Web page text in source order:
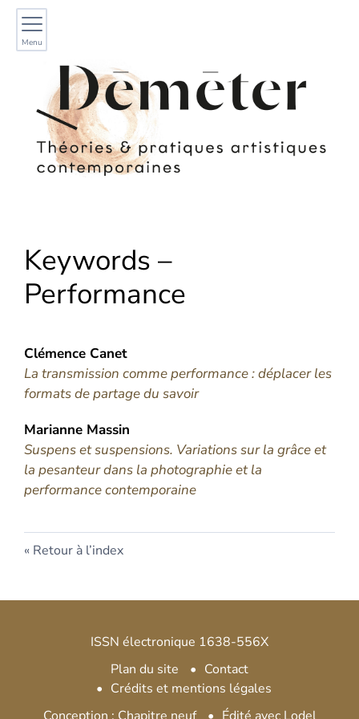
Menu
Keywords –
Performance
Clémence Canet
La transmission comme performance : déplacer les
formats de partage du savoir
Marianne Massin
Suspens et suspensions. Variations sur la grâce et
la pesanteur dans la photographie et la
performance contemporaine
Retour à l’index
ISSN électronique 1638-556X
Plan du site
Contact
Crédits et mentions légales